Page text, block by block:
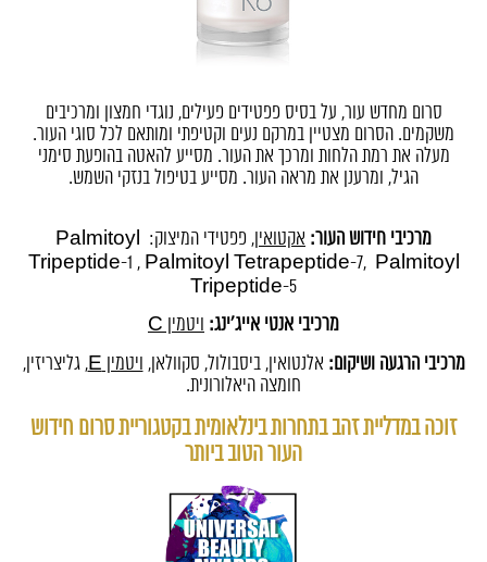
סרום מחדש עור, על בסיס פפטידים פעילים, נוגדי חמצון ומרכיבים
משקמים. הסרום מצטיין במרקם נעים וקטיפתי ומותאם לכל סוגי העור.
מעלה את רמת הלחות ומרכך את העור. מסייע להאטה בהופעת סימני
הגיל, ומרענן את מראה העור. מסייע בטיפול בנזקי השמש.
מרכיבי חידוש העור: אקטואין
, פפטידי המיצוק: Palmitoyl
Tripeptide-1 , Palmitoyl Tetrapeptide-7, Palmitoyl
Tripeptide-5
מרכיבי אנטי אייג'ינג: ויטמין C
מרכיבי הרגעה ושיקום: אלנטואין, ביסבולול, סקוולאן, ויטמין E
, גליצריזין,
חומצה היאלורונית.
זוכה במדליית זהב בתחרות בינלאומית בקטגוריית סרום חידוש
העור הטוב ביותר